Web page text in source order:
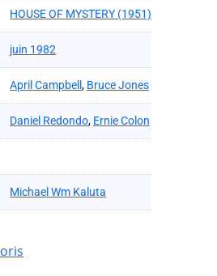
HOUSE OF MYSTERY (1951)
juin 1982
April Campbell , Bruce Jones
Daniel Redondo, Ernie Colon
Michael Wm Kaluta